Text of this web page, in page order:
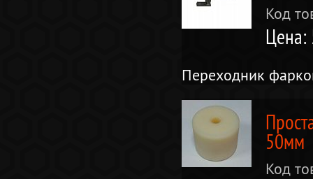
Код
Цена:
Переходник
50мм
Код